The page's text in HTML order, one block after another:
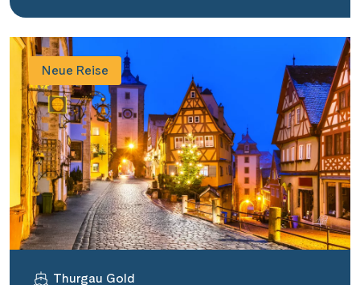
Neue Reise
Thurgau Gold